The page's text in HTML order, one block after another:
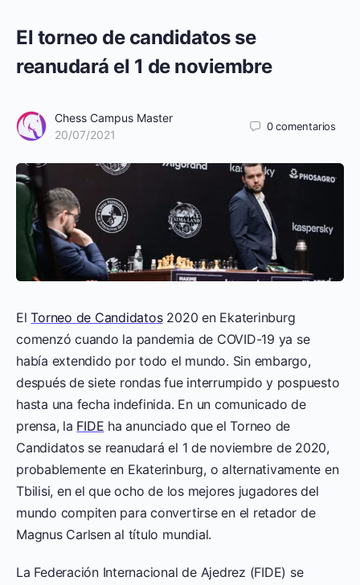
El torneo de candidatos se
reanudará el 1 de noviembre
Chess Campus Master
20/07/2021
0comentarios
ElTorneo de Candidatos2020 en Ekaterinburg
comenzó cuando la pandemia de COVID-19 ya se
había extendido por todo el mundo. Sin embargo,
después de siete rondas fue interrumpido y pospuesto
hasta una fecha indefinida. En un comunicado de
prensa, la FIDE ha anunciado que el Torneo de
Candidatos se reanudará el 1 de noviembre de 2020,
probablemente en Ekaterinburg, o alternativamente en
Tbilisi, en el que ocho de los mejores jugadores del
mundo compiten para convertirse en el retador de
Magnus Carlsen al título mundial.
La Federación Internacional de Ajedrez (FIDE) se